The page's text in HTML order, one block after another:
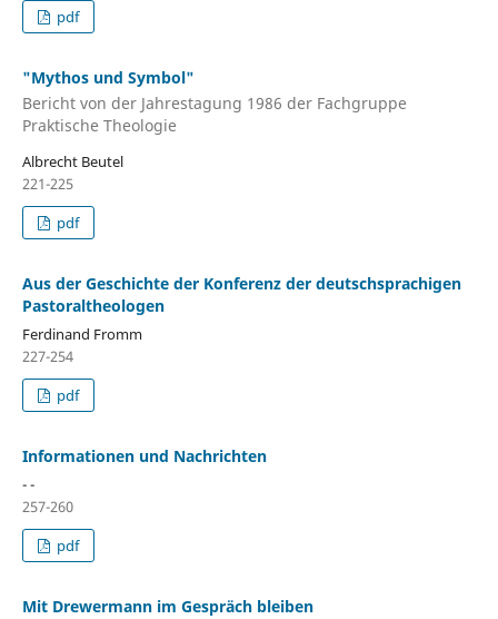
pdf
"Mythos und Symbol"
Bericht von der Jahrestagung 1986 der Fachgruppe
Praktische Theologie
Albrecht Beutel
221-225
pdf
Aus der Geschichte der Konferenz der deutschsprachigen
Pastoraltheologen
Ferdinand Fromm
227-254
pdf
Informationen und Nachrichten
- -
257-260
pdf
Mit Drewermann im Gespräch bleiben